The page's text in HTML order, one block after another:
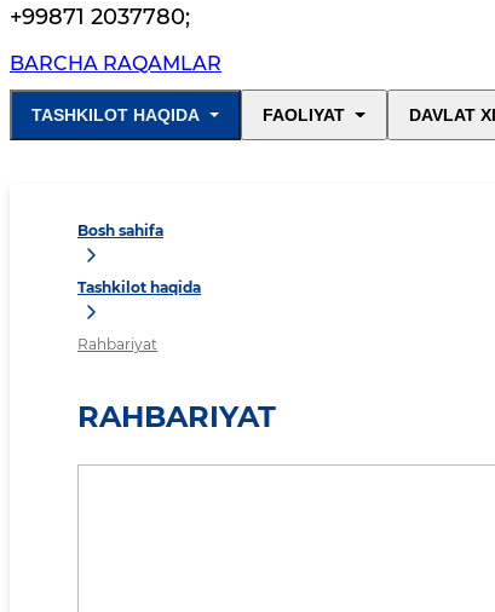
+99871 2037780;
BARCHA RAQAMLAR
TASHKILOT HAQIDA FAOLIYAT DAVLAT
Bosh sahifa
Tashkilot haqida
Rahbariyat
RAHBARIYAT